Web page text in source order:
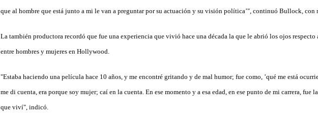
que al hombre que está junto a mi le van a preguntar por su actuación y su visión política’", continuó Bullock, con
La también productora recordó que fue una experiencia que vivió hace una década la que le abrió los ojos respecto
entre hombres y mujeres en Hollywood.
"Estaba haciendo una película hace 10 años, y me encontré gritando y de mal humor; fue como, ’qué me está
me di cuenta, era porque soy mujer; caí en la cuenta. En ese momento y a esa edad, en ese punto de mi carrera, fue
que viví", indicó.